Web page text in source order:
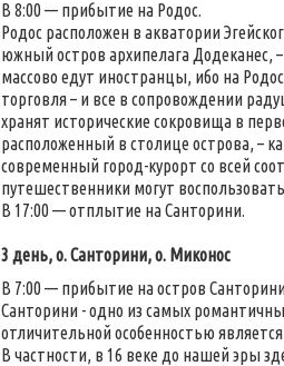
В 8:00 — прибытие на Родос.
Родос расположен в акватории
южный остров архипелага
массово едут иностранцы, ибо на
торговля – и все в сопровождении
хранят исторические сокровища в
расположенный в столице острова, –
современный город-курорт со всей
путешественники могут
В 17:00 — отплытие на Санторини.
3 день, о. Санторини, о. Миконос
В 7:00 — прибытие на остров
Санторини - одно из самых
отличительной особенностью
В частности, в 16 веке до нашей эры